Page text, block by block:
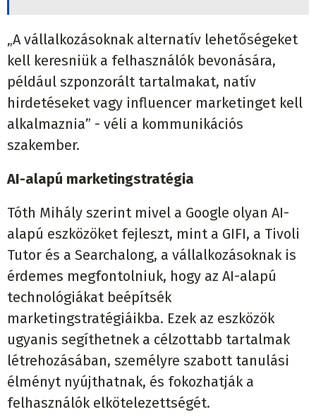
„A vállalkozásoknak alternatív lehetőségeket
kell keresniük a felhasználók bevonására,
például szponzorált tartalmakat, natív
hirdetéseket vagy influencer marketinget kell
alkalmaznia” - véli a kommunikációs
szakember.
AI-alapú marketingstratégia
Tóth Mihály szerint mivel a Google olyan AI-
alapú eszközöket fejleszt, mint a GIFI, a Tivoli
Tutor és a Searchalong, a vállalkozásoknak is
érdemes megfontolniuk, hogy az AI-alapú
technológiákat beépítsék
marketingstratégiáikba. Ezek az eszközök
ugyanis segíthetnek a célzottabb tartalmak
létrehozásában, személyre szabott tanulási
élményt nyújthatnak, és fokozhatják a
felhasználók elkötelezettségét.